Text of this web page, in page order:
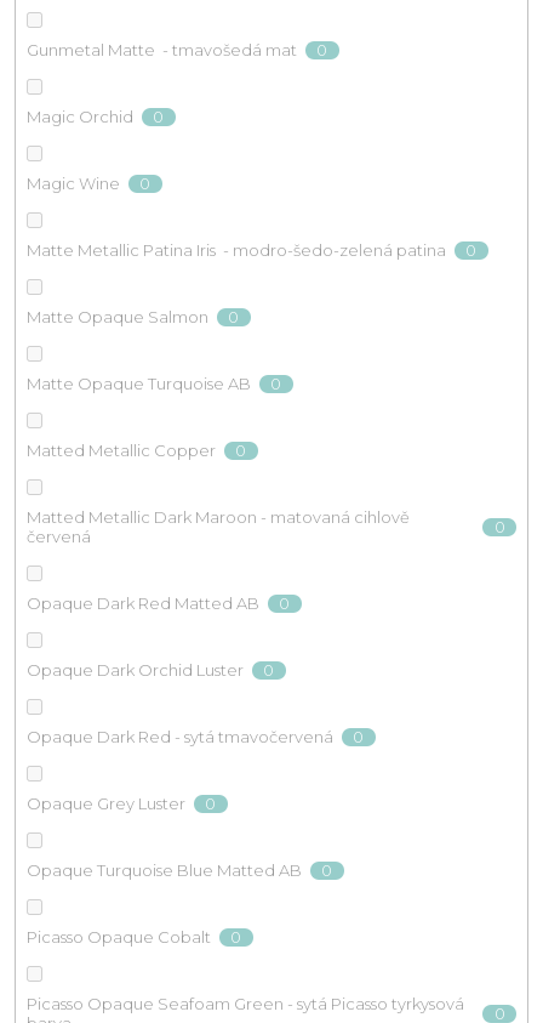
Gunmetal Matte - tmavošedá mat 0
Magic Orchid 0
Magic Wine 0
Matte Metallic Patina Iris - modro-šedo-zelená patina 0
Matte Opaque Salmon 0
Matte Opaque Turquoise AB 0
Matted Metallic Copper 0
Matted Metallic Dark Maroon - matovaná cihlově
červená
0
Opaque Dark Red Matted AB 0
Opaque Dark Orchid Luster 0
Opaque Dark Red - sytá tmavočervená 0
Opaque Grey Luster 0
Opaque Turquoise Blue Matted AB 0
Picasso Opaque Cobalt 0
Picasso Opaque Seafoam Green - sytá Picasso tyrkysová
0